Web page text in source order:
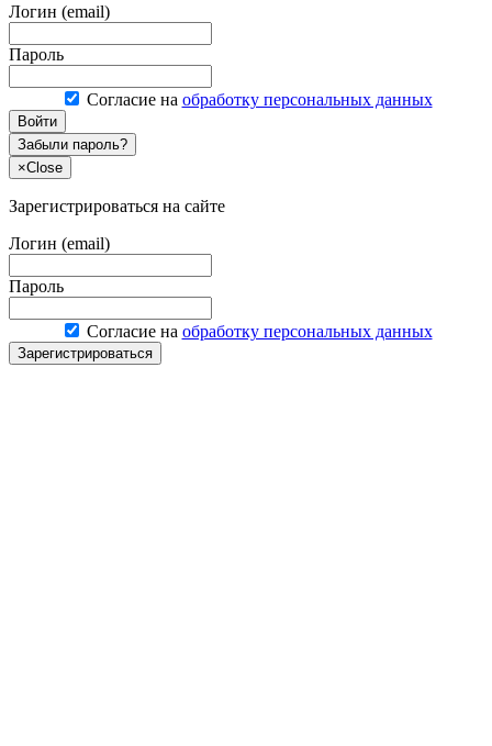
Логин (email)
Пароль
Согласие на обработку персональных данных
Войти
Забыли пароль?
×Close
Зарегистрироваться на сайте
Логин (email)
Пароль
Согласие на обработку персональных данных
Зарегистрироваться